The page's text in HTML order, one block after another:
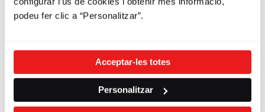
podeu fer clic a “Personalitzar”.
Acceptar-les totes
Personalitzar